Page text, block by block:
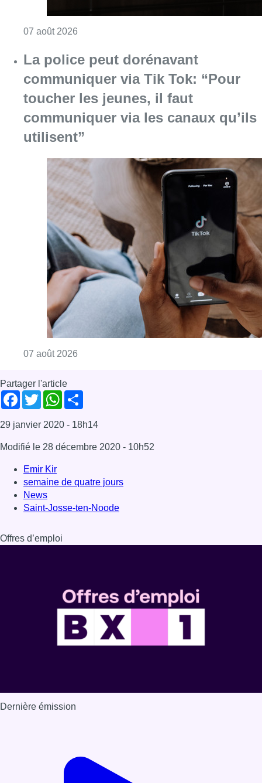
07 août 2026 Consulter l'article "La police peut
Partager l'article
Facebook
TwitterWhatsApp
Share
29 janvier 2020- 18h14
28 décembre 2020 - 10h52
Emir Kir
semaine de quatre jours
News
Saint-Josse-ten-Noode
Offres d’emploi